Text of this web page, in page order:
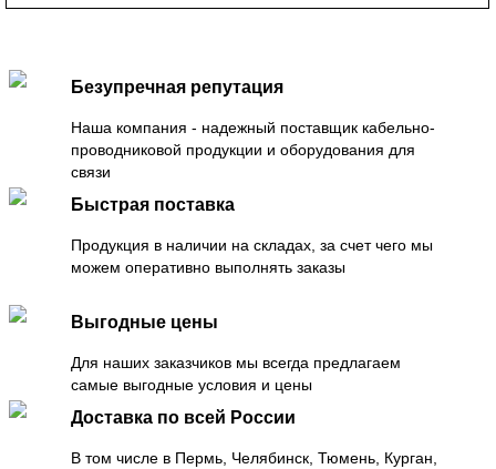
Безупречная репутация
Наша компания - надежный поставщик кабельно-
проводниковой продукции и оборудования для
связи
Быстрая поставка
Продукция в наличии на складах, за счет чего мы
можем оперативно выполнять заказы
Выгодные цены
Для наших заказчиков мы всегда предлагаем
самые выгодные условия и цены
Доставка по всей России
В том числе в Пермь, Челябинск, Тюмень, Курган,